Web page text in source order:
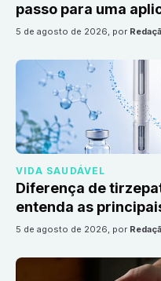
passo para uma
5 de agosto de 2026, por
VIDA SAUDÁVEL
Diferença de
entenda as
5 de agosto de 2026, por